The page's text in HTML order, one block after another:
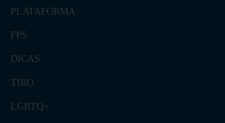
PLATAFORMA
FPS
DICAS
TIRO
LGBTQ+